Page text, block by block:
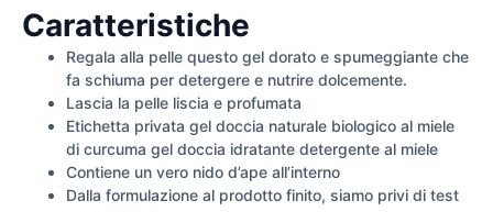
Caratteristiche
Regala alla pelle questo gel dorato e spumeggiante che
fa schiuma per detergere e nutrire dolcemente.
Lascia la pelle liscia e profumata
Etichetta privata gel doccia naturale biologico al miele
di curcuma gel doccia idratante detergente al miele
Contiene un vero nido d’ape all’interno
Dalla formulazione al prodotto finito, siamo privi di test